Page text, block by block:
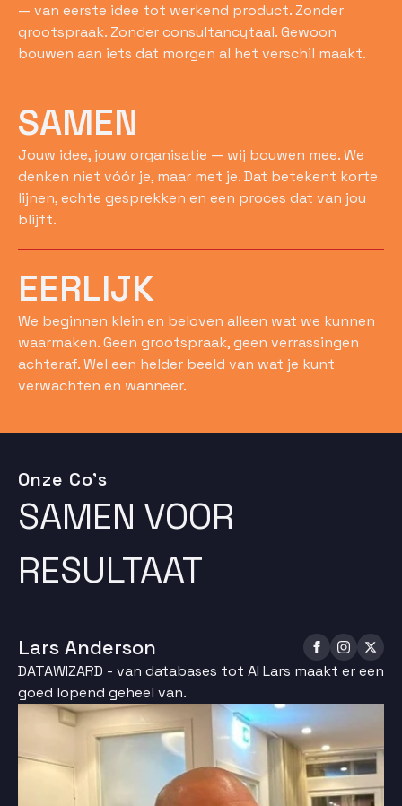
— van eerste idee tot werkend product. Zonder
grootspraak. Zonder consultancytaal. Gewoon
bouwen aan iets dat morgen al het verschil maakt.
SAMEN
Jouw idee, jouw organisatie — wij bouwen mee. We
denken niet vóór je, maar met je. Dat betekent korte
lijnen, echte gesprekken en een proces dat van jou
blijft.
EERLIJK
We beginnen klein en beloven alleen wat we kunnen
waarmaken. Geen grootspraak, geen verrassingen
achteraf. Wel een helder beeld van wat je kunt
verwachten en wanneer.
Onze Co's
SAMEN VOOR
RESULTAAT
Lars Anderson
DATAWIZARD - van databases tot AI Lars maakt er een
goed lopend geheel van.